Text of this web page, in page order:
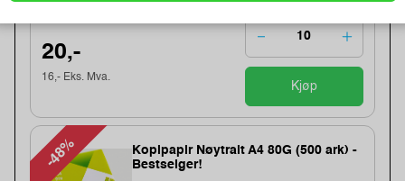
20,-
16,- Eks. Mva.
Kjøp
-48%
Kopipapir Nøytralt A4 80G (500 ark) -
Bestselger!